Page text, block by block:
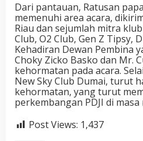
Dari pantauan, Ratusan
memenuhi area acara,
Riau dan sejumlah mitra
Club, O2 Club, Gen Z Tipsy,
Kehadiran Dewan Pembina
Choky Zicko Basko dan Mr.
kehormatan pada acara.
New Sky Club Dumai, turut
kehormatan, yang turut
perkembangan PDJI di
Post Views: 1,437